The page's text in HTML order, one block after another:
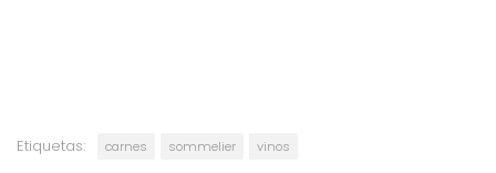
Etiquetas: carnes sommelier vinos